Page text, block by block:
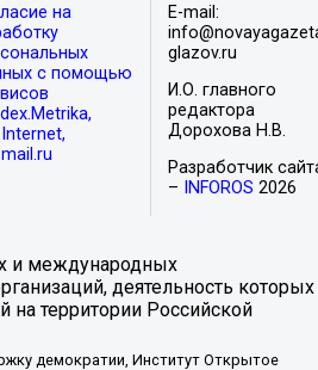
на
с помощью
E-mail:
glazov.ru
И.О. главного
редактора
Дорохова Н.В.
Разработчик
–
INFOROS 2026
и международных
деятельность которых
на территории Российской
демократии, Институт Открытое